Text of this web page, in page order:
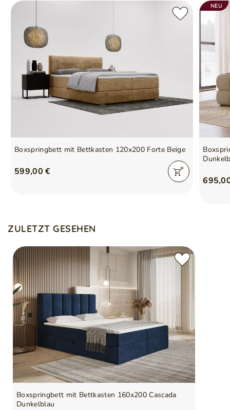
Boxspringbett mit Bettkasten 120x200 Forte Beige
599,00 €
NEU
ZULETZT GESEHEN
Boxspringbett mit Bettkasten 160x200 Cascada
Dunkelblau